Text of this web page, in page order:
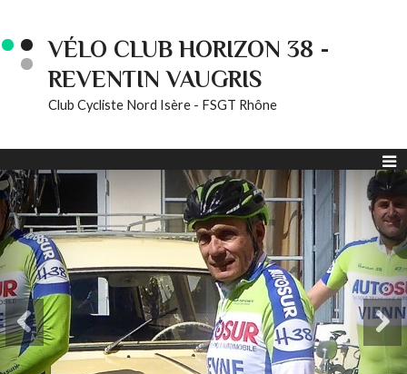
VÉLO CLUB HORIZON 38 -
REVENTIN VAUGRIS
Club Cycliste Nord Isère - FSGT Rhône